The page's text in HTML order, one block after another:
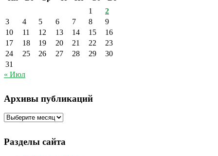
1
2
3
4 5 6 7 8
9
10
11 12 13 14 15
16
17
18 19 20 21 22
23
24
25 26 27 28 29
30
31
« Июл
Архивы публикаций
Архивы
Разделы сайта